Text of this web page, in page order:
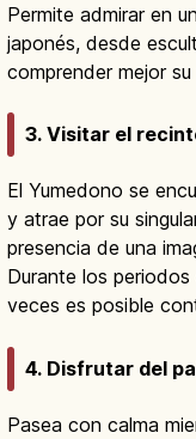
Permite admirar en
japonés, desde
comprender mejor
3. Visitar el
El Yumedono se
y atrae por su
presencia de una
Durante los
veces es posible
4. Disfrutar del
Pasea con calma